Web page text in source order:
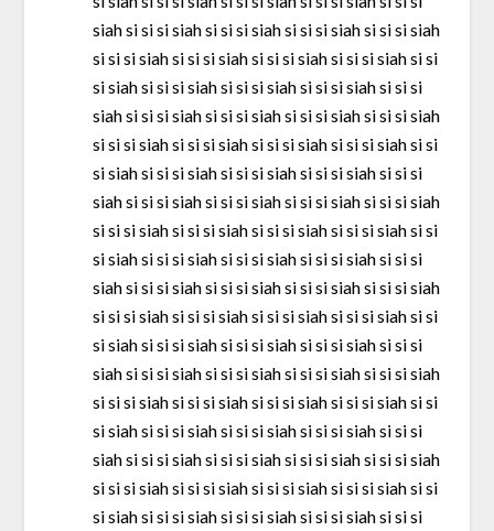
siah si si si siah si si si siah si si si siah si si si siah
si si si siah si si si siah si si si siah si si si siah si si
si siah si si si siah si si si siah si si si siah si si si
siah si si si siah si si si siah si si si siah si si si siah
si si si siah si si si siah si si si siah si si si siah si si
si siah si si si siah si si si siah si si si siah si si si
siah si si si siah si si si siah si si si siah si si si siah
si si si siah si si si siah si si si siah si si si siah si si
si siah si si si siah si si si siah si si si siah si si si
siah si si si siah si si si siah si si si siah si si si siah
si si si siah si si si siah si si si siah si si si siah si si
si siah si si si siah si si si siah si si si siah si si si
siah si si si siah si si si siah si si si siah si si si siah
si si si siah si si si siah si si si siah si si si siah si si
si siah si si si siah si si si siah si si si siah si si si
siah si si si siah si si si siah si si si siah si si si siah
si si si siah si si si siah si si si siah si si si siah si si
si siah si si si siah si si si siah si si si siah si si si